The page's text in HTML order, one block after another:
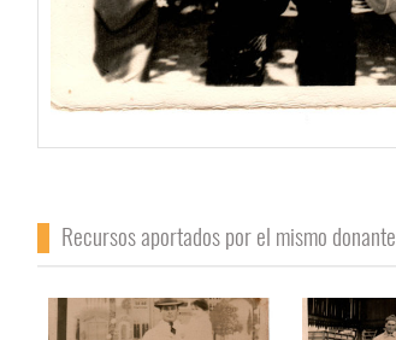
Recursos aportados por el mismo donante